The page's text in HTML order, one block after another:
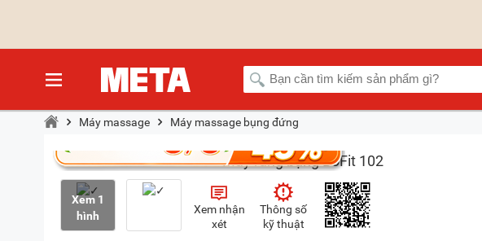
Máy massage Máy massage bụng đứng
Xem 1
hình
Xem nhận
xét
Thông số
kỹ thuật